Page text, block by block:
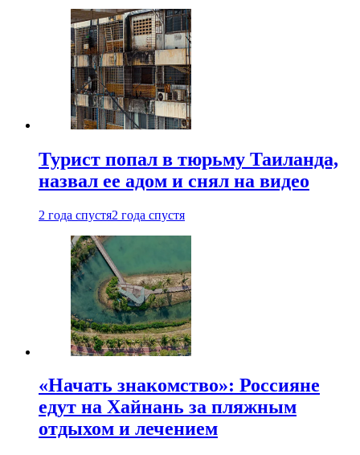
Турист попал в тюрьму Таиланда,
назвал ее адом и снял на видео
2 года спустя2 года спустя
«Начать знакомство»: Россияне
едут на Хайнань за пляжным
отдыхом и лечением